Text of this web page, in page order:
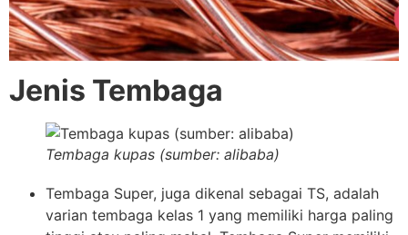
Jenis Tembaga
Tembaga kupas (sumber: alibaba)
Tembaga Super, juga dikenal sebagai TS, adalah
varian tembaga kelas 1 yang memiliki harga paling